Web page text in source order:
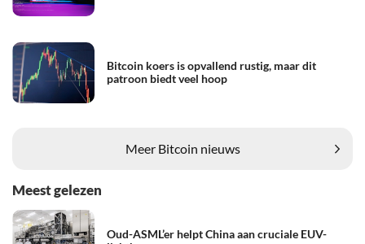
Bitcoin koers is opvallend rustig, maar dit
patroon biedt veel hoop
Meer Bitcoin nieuws
Meest gelezen
Oud-ASML’er helpt China aan cruciale EUV-